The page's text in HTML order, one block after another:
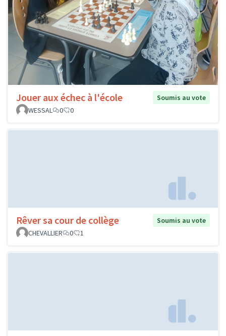
Jouer aux échec à l'école
Soumis au vote
WESSAL
0 0
Rêver sa cour de collège
Soumis au vote
CHEVALLIER
0 1